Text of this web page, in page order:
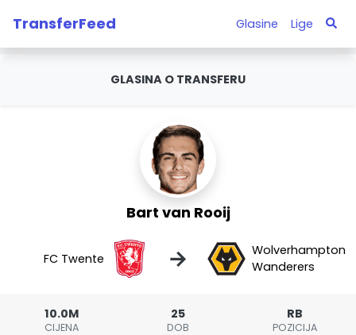
TransferFeed Glasine Lige
GLASINA O TRANSFERU
Bart van Rooij
FC Twente →
Wolverhampton
Wanderers
10.0M
CIJENA
25
DOB
RB
POZICIJA